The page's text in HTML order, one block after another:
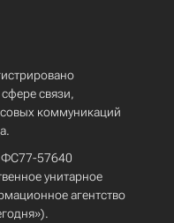
связи,
коммуникаций
ФС77-57640
унитарное
агентство